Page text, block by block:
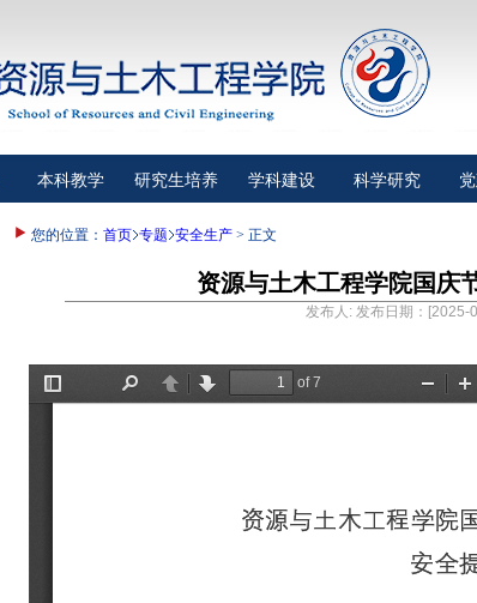
本科教学 研究生培养 学科建设 科学研究
您的位置： 首页 专题 安全生产 > 正文
资源与土木工程学院国庆
发布人: 发布日期：[2025-